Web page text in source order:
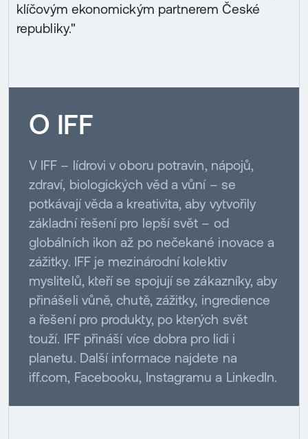
klíčovým ekonomickým partnerem České
republiky."
O IFF
V IFF – lídrovi v oboru potravin, nápojů,
zdraví, biologických věd a vůní – se
potkávají věda a kreativita, aby vytvořily
základní řešení pro lepší svět – od
globálních ikon až po nečekané inovace a
zážitky. IFF je mezinárodní kolektiv
myslitelů, kteří se spojují se zákazníky, aby
přinášeli vůně, chutě, zážitky, ingredience
a řešení pro produkty, po kterých svět
touží. IFF přináší více dobra pro lidi i
planetu. Další informace najdete na
iff.com, Facebooku, Instagramu a LinkedIn.